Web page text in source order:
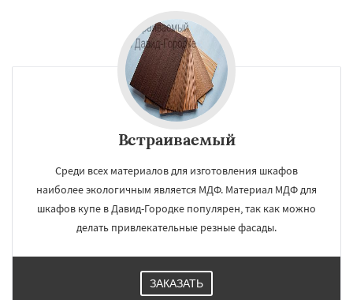
Встраиваемый
Среди всех материалов для изготовления шкафов
наиболее экологичным является МДФ. Материал МДФ для
шкафов купе в Давид-Городке популярен, так как можно
делать привлекательные резные фасады.
ЗАКАЗАТЬ